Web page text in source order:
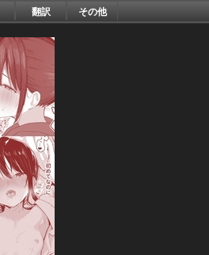
翻訳 その他